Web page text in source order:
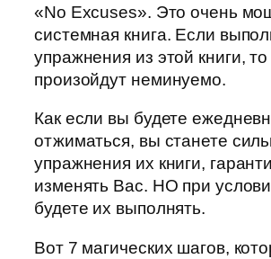
«No Excuses». Это очень
системная книга. Если
упражнения из этой книги,
произойдут неминуемо.
Как если вы будете
отжиматься, вы станете
упражнения их книги,
изменять Вас. НО при
будете их выполнять.
Вот 7 магических шагов,